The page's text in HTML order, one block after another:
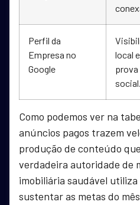
Perfil da
Empresa no
Google
local e
prova
social.
Como podemos ver na
anúncios pagos trazem
produção de conteúdo
verdadeira autoridade de
imobiliária saudável
sustentar as metas do